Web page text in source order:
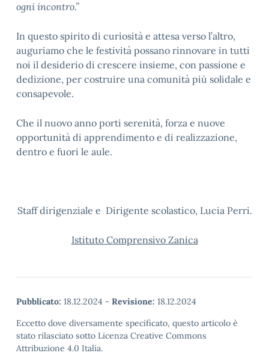
ogni incontro.”
In questo spirito di curiosità e attesa verso l’altro,
auguriamo che le festività possano rinnovare in tutti
noi il desiderio di crescere insieme, con passione e
dedizione, per costruire una comunità più solidale e
consapevole.
Che il nuovo anno porti serenità, forza e nuove
opportunità di apprendimento e di realizzazione,
dentro e fuori le aule.
Staff dirigenziale e Dirigente scolastico, Lucia Perri.
Istituto Comprensivo Zanica
Pubblicato: 18.12.2024 - Revisione: 18.12.2024
Eccetto dove diversamente specificato, questo articolo è
stato rilasciato sotto Licenza Creative Commons
Attribuzione 4.0 Italia.